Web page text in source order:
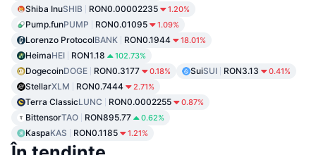
Shiba InuSHIB RON0.00002235 1.20%
Pump.funPUMP RON0.01095 1.09%
Lorenzo ProtocolBANK RON0.1944 18.01%
HeimaHEI RON1.18 102.73%
DogecoinDOGE RON0.3177 0.18% SuiSUI RON3.13 0.41%
StellarXLM RON0.7444 2.71%
Terra ClassicLUNC RON0.0002255 0.87%
BittensorTAO RON895.77 0.62%
KaspaKAS RON0.1185 1.21%